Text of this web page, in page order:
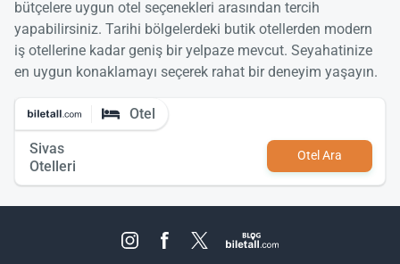
bütçelere uygun otel seçenekleri arasından tercih
yapabilirsiniz. Tarihi bölgelerdeki butik otellerden modern
iş otellerine kadar geniş bir yelpaze mevcut. Seyahatinize
en uygun konaklamayı seçerek rahat bir deneyim yaşayın.
Otel
Sivas
Otelleri
Otel Ara